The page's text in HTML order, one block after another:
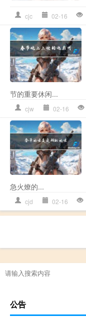
cjc 02-16
节的重要休闲...
cjw 02-16
急火燎的...
cjd 02-16
公告